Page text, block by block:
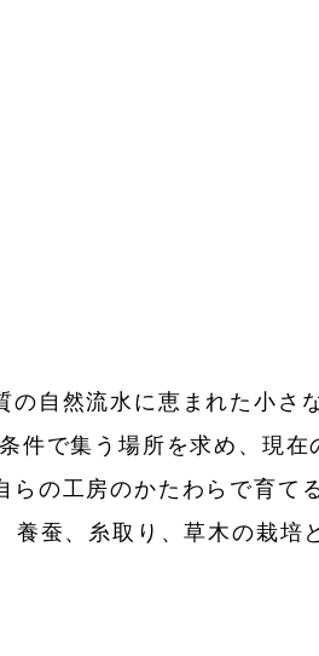
自然流水に恵まれた小さ
件で集う場所を求め、現在
の工房のかたわらで育て
蚕、糸取り、草木の栽培